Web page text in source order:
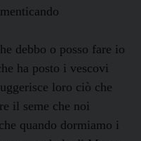
debbo o posso fare io
ha posto i vescovi
loro ciò che
il seme che noi
quando dormiamo i